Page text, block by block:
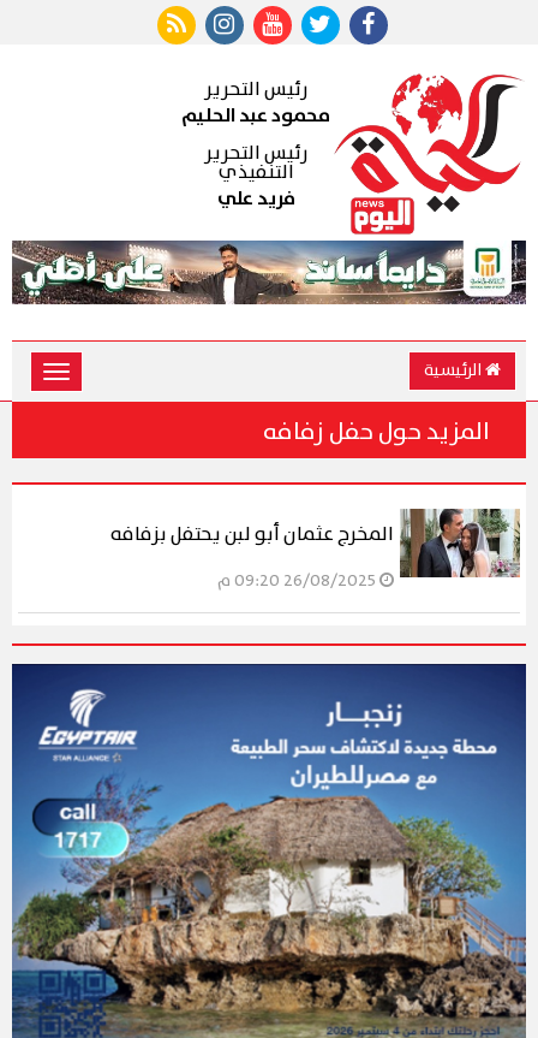
رئيس التحرير
محمود عبد الحليم
رئيس التحرير
التنفيذي
فريد علي
الرئيسية
Toggle
المزيد حول حفل زفافه
المخرج عثمان أبو لبن يحتفل بزفافه